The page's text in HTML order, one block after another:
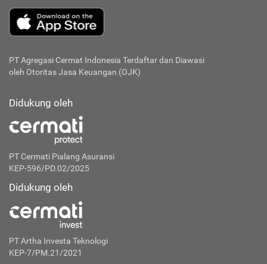
PT Agregasi Cermat Indonesia Terdaftar dan Diawasi
oleh Otoritas Jasa Keuangan (OJK)
Didukung oleh
PT Cermati Pialang Asuransi
KEP-596/PD.02/2025
Didukung oleh
PT Artha Investa Teknologi
KEP-7/PM.21/2021